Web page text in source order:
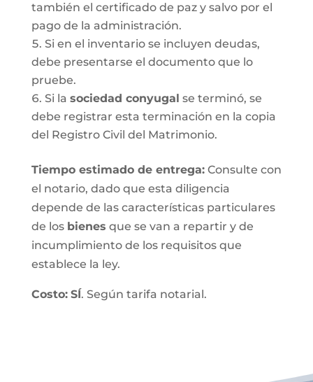
también el certificado de paz y salvo por el
pago de la administración.
Si en el inventario se incluyen deudas,
debe presentarse el documento que lo
pruebe.
Si la sociedad conyugal se terminó, se
debe registrar esta terminación en la copia
del Registro Civil del Matrimonio.
Tiempo estimado de entrega:Consulte con
el notario, dado que esta diligencia
depende de las características particulares
de los bienes que se van a repartir y de
incumplimiento de los requisitos que
establece la ley.
Costo: SÍ. Según tarifa notarial.